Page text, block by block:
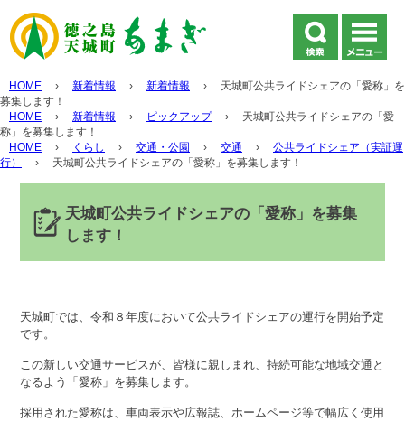
HOME › 新着情報 › 新着情報 ›
天城町公共ライドシェアの「愛称」を
募集します！
HOME
› 新着情報 › ピックアップ ›
天城町公共ライドシェアの「愛
称」を募集します！
HOME
› くらし › 交通・公園 › 交通 ›
公共ライドシェア（実証運
行）
› 天城町公共ライドシェアの「愛称」を募集します！
天城町公共ライドシェアの「愛称」を募集
します！
天城町では、令和８年度において公共ライドシェアの運行を開始予定
です。
この新しい交通サービスが、皆様に親しまれ、持続可能な地域交通と
なるよう「愛称」を募集します。
採用された愛称は、車両表示や広報誌、ホームページ等で幅広く使用